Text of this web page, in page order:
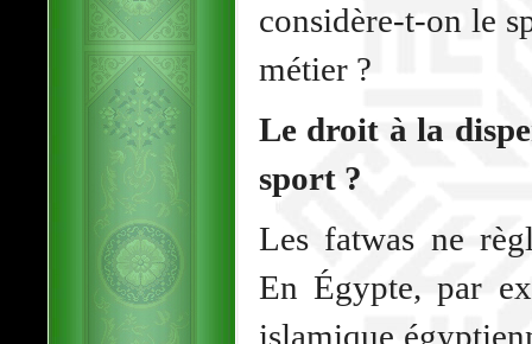
considère-t-on le
métier ?
Le droit à la
sport ?
Les fatwas ne
En Égypte, par
islamique